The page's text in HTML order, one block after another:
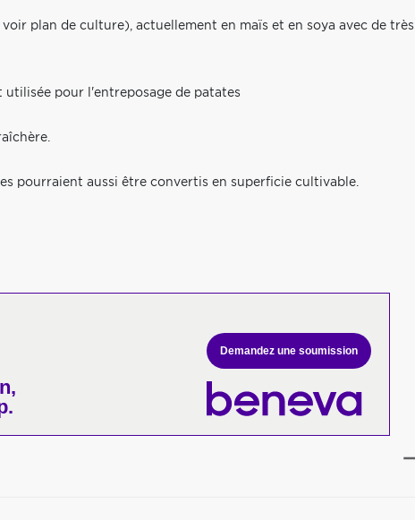
plan de culture), actuellement en maïs et en soya avec de très
pour l'entreposage de patates
pourraient aussi être convertis en superficie cultivable.
Demandez une soumission